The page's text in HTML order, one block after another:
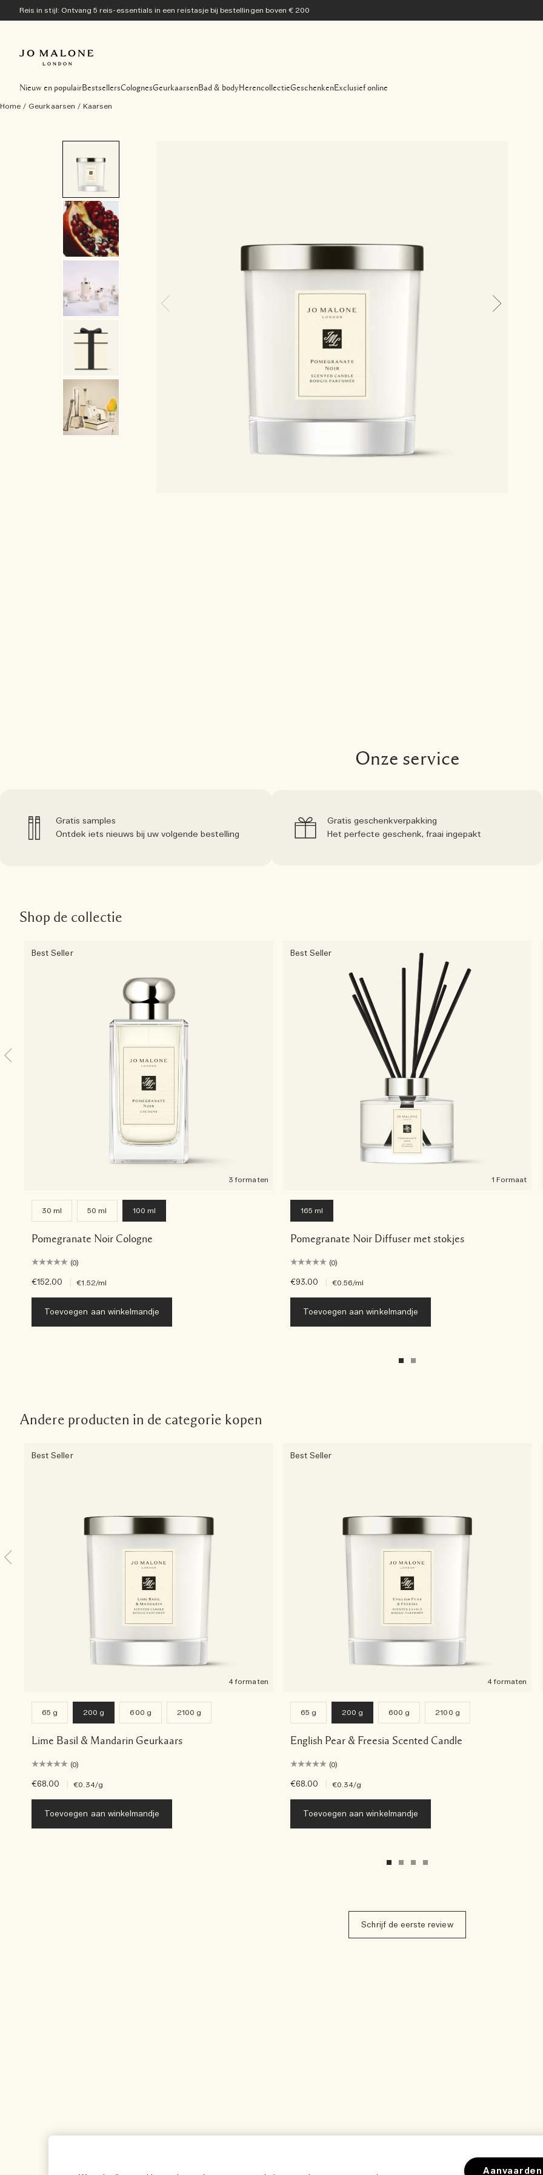
Reis in stijl: Ontvang 5 reis-essentials in een reistasje bij bestellingen boven € 200
Nieuw en populairBestsellersColognesGeurkaarsenBad & bodyHerencollectieGeschenkenExclusief online
Home / Geurkaarsen / Kaarsen
Onze service
Gratis samples
Ontdek iets nieuws bij uw volgende bestelling
Gratis geschenkverpakking
Het perfecte geschenk, fraai ingepakt
Shop de collectie
Best Seller
3 formaten
30 ml 50 ml 100 ml
Pomegranate Noir Cologne
(0)
€152.00 €1.52/ml
Toevoegen aan winkelmandje
Best Seller
1 Formaat
165 ml
Pomegranate Noir Diffuser met stokjes
(0)
€93.00 €0.56/ml
Toevoegen aan winkelmandje
Andere producten in de categorie kopen
Best Seller
4 formaten
65 g 200 g 600 g 2100 g
Lime Basil & Mandarin Geurkaars
(0)
€68.00 €0.34/g
Toevoegen aan winkelmandje
Best Seller
4 formaten
65 g 200 g 600 g 2100 g
English Pear & Freesia Scented Candle
(0)
€68.00 €0.34/g
Toevoegen aan winkelmandje
Schrijf de eerste review
Aanvaarden